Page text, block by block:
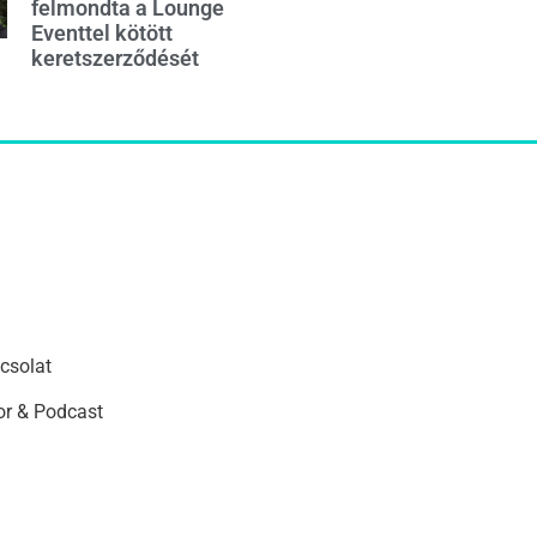
felmondta a Lounge
Eventtel kötött
keretszerződését
& Podcast